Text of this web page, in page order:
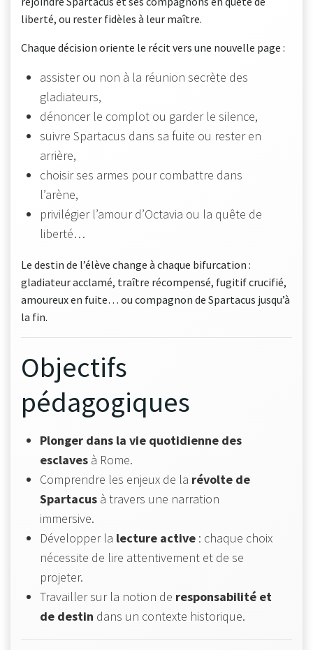
liberté, ou rester fidèles à leur maître.
Chaque décision oriente le récit vers une nouvelle page :
assister ou non à la réunion secrète des
gladiateurs,
dénoncer le complot ou garder le silence,
suivre Spartacus dans sa fuite ou rester en
arrière,
choisir ses armes pour combattre dans
l’arène,
privilégier l’amour d’Octavia ou la quête de
liberté…
Le destin de l’élève change à chaque bifurcation :
gladiateur acclamé, traître récompensé, fugitif crucifié,
amoureux en fuite… ou compagnon de Spartacus jusqu’à
la fin.
Objectifs
pédagogiques
Plonger dans la vie quotidienne des
esclaves à Rome.
Comprendre les enjeux de la révolte de
Spartacus à travers une narration
immersive.
Développer la lecture active : chaque choix
nécessite de lire attentivement et de se
projeter.
Travailler sur la notion de responsabilité et
de destin dans un contexte historique.